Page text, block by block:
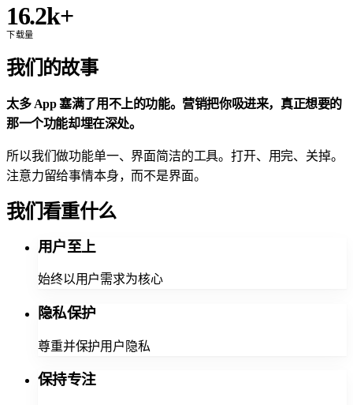
16.2k+
下载量
我们的故事
太多 App 塞满了用不上的功能。营销把你吸进来，真正想要的
那一个功能却埋在深处。
所以我们做功能单一、界面简洁的工具。打开、用完、关掉。
注意力留给事情本身，而不是界面。
我们看重什么
用户至上
始终以用户需求为核心
隐私保护
尊重并保护用户隐私
保持专注